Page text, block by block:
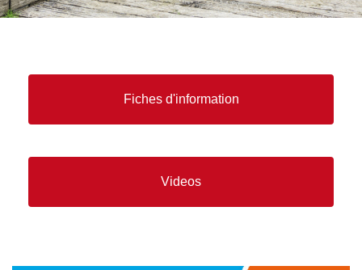
Fiches d'information
Videos